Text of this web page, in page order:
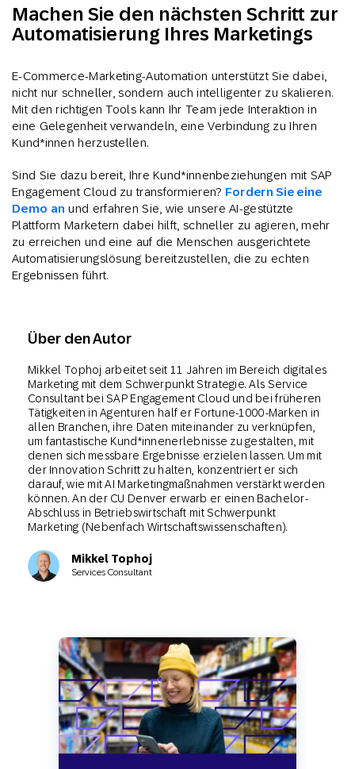
Machen Sie den nächsten Schritt zur
Automatisierung Ihres Marketings
E-Commerce-Marketing-Automation unterstützt Sie dabei,
nicht nur schneller, sondern auch intelligenter zu skalieren.
Mit den richtigen Tools kann Ihr Team jede Interaktion in
eine Gelegenheit verwandeln, eine Verbindung zu Ihren
Kund*innen herzustellen.
Sind Sie dazu bereit, Ihre Kund*innenbeziehungen mit SAP
Engagement Cloud zu transformieren? Fordern Sie eine
Demo an und erfahren Sie, wie unsere AI-gestützte
Plattform Marketern dabei hilft, schneller zu agieren, mehr
zu erreichen und eine auf die Menschen ausgerichtete
Automatisierungslösung bereitzustellen, die zu echten
Ergebnissen führt.
Über den Autor
Mikkel Tophoj arbeitet seit 11 Jahren im Bereich digitales
Marketing mit dem Schwerpunkt Strategie. Als Service
Consultant bei SAP Engagement Cloud und bei früheren
Tätigkeiten in Agenturen half er Fortune-1000-Marken in
allen Branchen, ihre Daten miteinander zu verknüpfen,
um fantastische Kund*innenerlebnisse zu gestalten, mit
denen sich messbare Ergebnisse erzielen lassen. Um mit
der Innovation Schritt zu halten, konzentriert er sich
darauf, wie mit AI Marketingmaßnahmen verstärkt werden
können. An der CU Denver erwarb er einen Bachelor-
Abschluss in Betriebswirtschaft mit Schwerpunkt
Marketing (Nebenfach Wirtschaftswissenschaften).
Mikkel Tophoj
Services Consultant